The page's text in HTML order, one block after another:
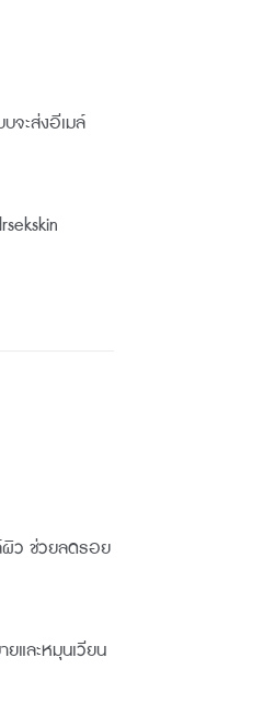
จะส่งอีเมล์
ผิว ช่วยลดรอย
และหมุนเวียน